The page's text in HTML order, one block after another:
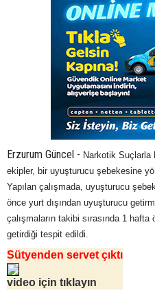
Erzurum Güncel - Narkotik Suçlarla
ekipler, bir uyuşturucu şebekesine
Yapılan çalışmada, uyuşturucu
önce yurt dışından uyuşturucu
çalışmaların takibi sırasında 1
getirdiği tespit edildi.
Sütyenden servet çıktı
video için tıklayın